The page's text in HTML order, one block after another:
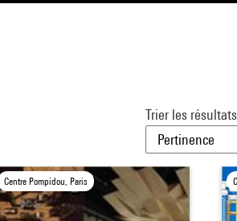
Trier les
Centre Pompidou, Paris